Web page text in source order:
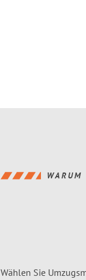
Wählen Sie